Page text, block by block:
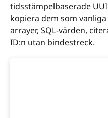
tidsstämpelbaserade
kopiera dem som vanliga
arrayer, SQL-värden,
ID:n utan bindestreck.